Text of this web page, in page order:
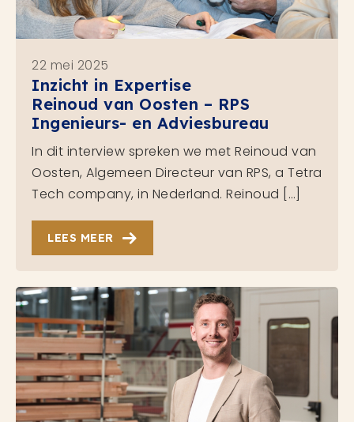
22 mei 2025
Inzicht in Expertise
Reinoud van Oosten – RPS
Ingenieurs- en Adviesbureau
In dit interview spreken we met Reinoud van
Oosten, Algemeen Directeur van RPS, a Tetra
Tech company, in Nederland. Reinoud […]
LEES MEER